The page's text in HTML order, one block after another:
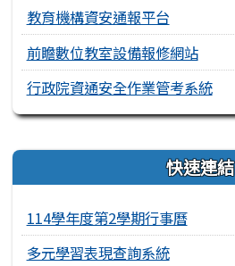
教育機構資安通報平台
前瞻數位教室設備報修網站
行政院資通安全作業管考系統
右邊區域內容 快速連結
114學年度第2學期行事曆
多元學習表現查詢系統